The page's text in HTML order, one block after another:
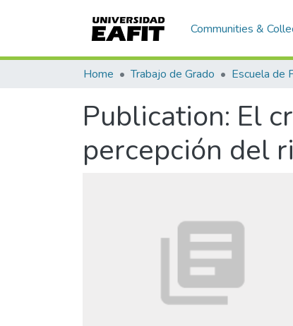
Communities &
Home Trabajo de Grado
Publication: El
percepción del